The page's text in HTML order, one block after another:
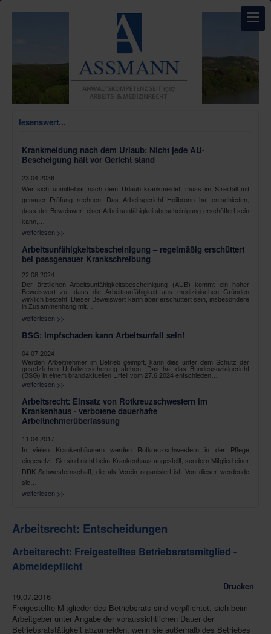
lesenswert...
Krankmeldung nach dem Urlaub: Nicht jede AU-
Bescheigung hält vor Gericht stand
23.04.2036
Wer sich unmittelbar nach dem Urlaub krankmeldet, muss im Streitfall mit
genauer Prüfung rechnen. Das Arbeitsgericht Heilbronn hat entschieden,
dass der Beweiswert einer Arbeitsunfähigkeitsbescheinigung erschüttert sein
kann,…
weiterlesen >>
Arbeitsunfähigkeitsbescheinigung – regelmäßig erschüttert
bei passgenauer Krankschreibung
22.08.2024
Der ärztlichen Arbeitsunfähigkeitsbescheinigung (AUB) kommt ein hoher
Beweiswert zu, dass die Arbeitsunfähigkeit aus medizinischen Gründen
wirklich besteht. Dieser Beweiswert kann aber erschüttert sein, insbesondere
in Zusammenhang mit…
weiterlesen >>
BSG: Impfschaden kann Arbeitsunfall sein!
04.07.2024
Werden Arbeitnehmer im Betrieb geimpft, kann dies unter dem Schutz der
gesetzlichen Unfallversicherung stehen. Das hat das Bundessozialgericht
(BSG) in einem brandaktuellen Urteil vom 27.6.2024 entschieden…
weiterlesen >>
Arbeitsrecht: Einsatz von Rotkreuzschwestern im
Krankenhaus - verbotene dauerhafte
Arbeitnehmerüberlassung
11.04.2017
In vielen Krankenhäusern werden Rotkreuzschwestern in der Pflege
eingesetzt. Sie sind nicht beim Krankenhaus angestellt, sondern Mitglied einer
DRK-Schwesternschaft, die als Verein organisiert ist. Von dieser werdende
sie…
weiterlesen >>
Arbeitsrecht: Entscheidungen
Arbeitsrecht: Freigestelltes Betriebsratsmitglied -
Abmeldepflicht
Drucken
19.07.2016
Freigestellte Mitglieder des Betriebsrats sind verpflichtet, sich beim
Arbeitgeber unter Angabe der voraussichtlichen Dauer der
Betriebsratstätigkeit abzumelden, wenn sie außerhalb des Betriebes